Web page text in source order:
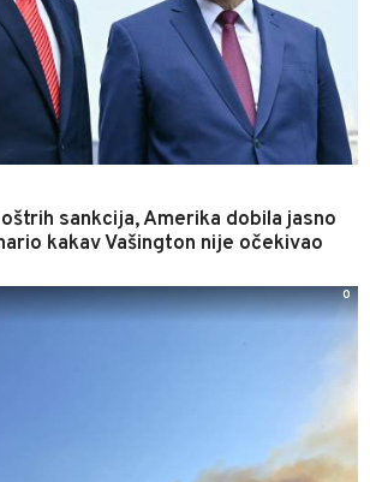
sankcija, Amerika dobila jasno
kakav Vašington nije očekivao
0